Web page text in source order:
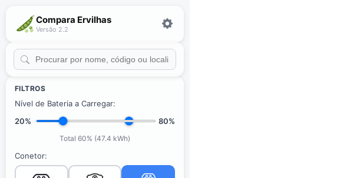
Compara Ervilhas
Versão 2.2
FILTROS
Nível de Bateria a Carregar:
20%
80%
Total 60% (47.4 kWh)
Conetor: